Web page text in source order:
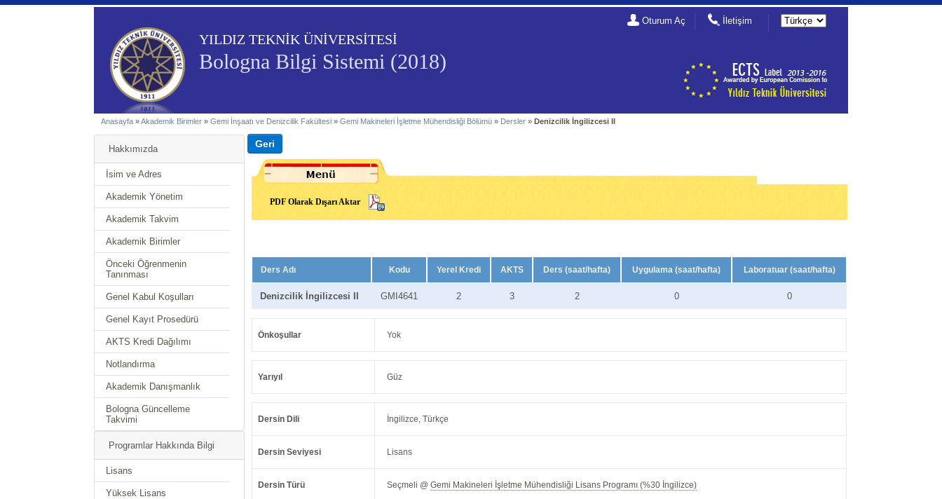
YILDIZ TEKNİK ÜNİVERSİTESİ
Bologna Bilgi Sistemi (2018)
Oturum Aç İletişim
Anasayfa »Akademik Birimler »Gemi İnşaatı ve Denizcilik Fakültesi »Gemi Makineleri İşletme Mühendisliği Bölümü » Dersler »Denizcilik İngilizcesi II
Hakkımızda
İsim ve Adres
Akademik Yönetim
Akademik Takvim
Akademik Birimler
Önceki Öğrenmenin
Tanınması
Genel Kabul Koşulları
Genel Kayıt Prosedürü
AKTS Kredi Dağılımı
Notlandırma
Akademik Danışmanlık
Bologna Güncelleme
Takvimi
Programlar Hakkında Bilgi
Lisans
Yüksek Lisans
PDF Olarak Dışarı Aktar
Ders Adı Kodu Yerel Kredi AKTS Ders (saat/hafta) Uygulama (saat/hafta) Laboratuar (saat/hafta)
Denizcilik İngilizcesi II GMI4641 2 3 2 0 0
Önkoşullar Yok
Yarıyıl Güz
Dersin Dili İngilizce, Türkçe
Dersin Seviyesi Lisans
Dersin Türü Seçmeli @Gemi Makineleri İşletme Mühendisliği Lisans Programı (%30 İngilizce)